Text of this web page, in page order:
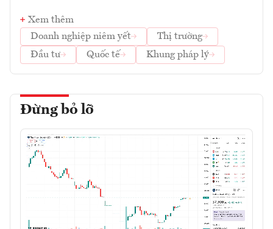
Xem thêm
Doanh nghiệp niêm yết
Thị trường
Đầu tư
Quốc tế Khung pháp lý
Đừng bỏ lỡ